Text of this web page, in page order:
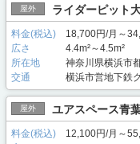
屋外 ライダーピット
料金(税込)
18,700円/月～
広さ
4.4m²～4.5m²
所在地
神奈川県横浜市
交通
横浜市営地下鉄
屋外 ユアスペース青
料金(税込)
12,100円/月～